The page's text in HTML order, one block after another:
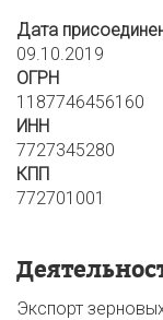
Дата
09.10.2019
ОГРН
1187746456160
ИНН
7727345280
КПП
772701001
Экспорт